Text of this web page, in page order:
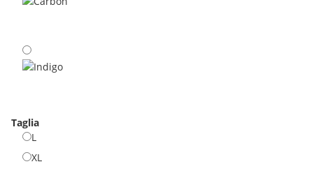
Carbon
Taglia
L
XL